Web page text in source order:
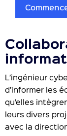
L’ingénieur
d’informer les
qu’elles
leurs divers
avec la